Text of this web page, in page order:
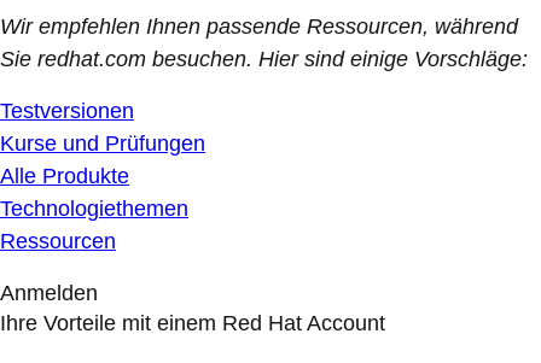
Wir empfehlen Ihnen passende Ressourcen, während
Sie redhat.com besuchen. Hier sind einige Vorschläge:
Testversionen
Kurse und Prüfungen
Alle Produkte
Technologiethemen
Ressourcen
Anmelden
Ihre Vorteile mit einem Red Hat Account